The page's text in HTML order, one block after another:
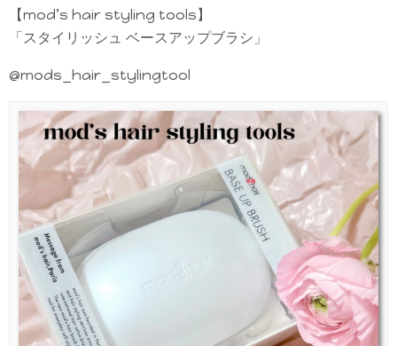
【mod’s hair styling tools】
「スタイリッシュ ベースアップブラシ」
@mods_hair_stylingtool